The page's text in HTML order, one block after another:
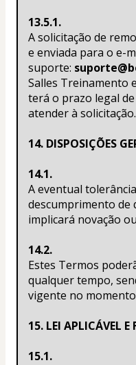
13.5.1.
A solicitação de
e enviada para o e-
suporte:
Salles Treinamento
terá o prazo legal
atender à solicitação.
14. DISPOSIÇÕES
14.1.
A eventual
descumprimento de
implicará novação
14.2.
Estes Termos
qualquer tempo,
vigente no
15. LEI APLICÁVEL E
15.1.